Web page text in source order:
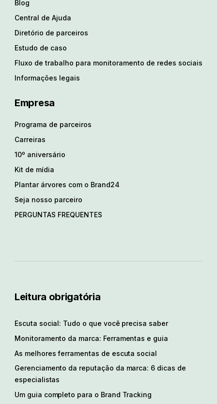
Blog
Central de Ajuda
Diretório de parceiros
Estudo de caso
Fluxo de trabalho para monitoramento de redes sociais
Informações legais
Empresa
Programa de parceiros
Carreiras
10º aniversário
Kit de mídia
Plantar árvores com o Brand24
Seja nosso parceiro
PERGUNTAS FREQUENTES
Leitura obrigatória
Escuta social: Tudo o que você precisa saber
Monitoramento da marca: Ferramentas e guia
As melhores ferramentas de escuta social
Gerenciamento da reputação da marca: 6 dicas de
especialistas
Um guia completo para o Brand Tracking